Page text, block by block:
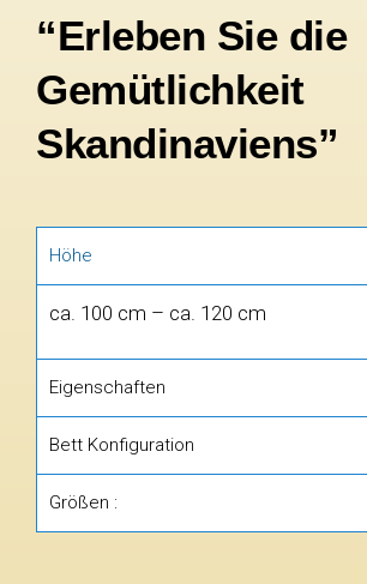
“Erleben Sie die
Gemütlichkeit
Skandinaviens”
Höhe
ca. 100 cm – ca. 120 cm
Eigenschaften
Bett Konfiguration
Größen :